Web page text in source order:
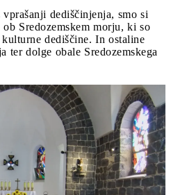
dediščinjenja, smo si
Sredozemskem morju, ki so
dediščine. In ostaline
ter dolge obale Sredozemskega